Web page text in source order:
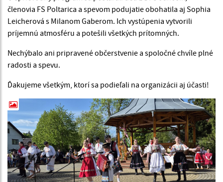
členovia FS Poltarica a spevom podujatie obohatila aj Sophia
Leicherová s Milanom Gaberom. Ich vystúpenia vytvorili
príjemnú atmosféru a potešili všetkých prítomných.
Nechýbalo ani pripravené občerstvenie a spoločné chvíle plné
radosti a spevu.
Ďakujeme všetkým, ktorí sa podieľali na organizácii aj účasti!